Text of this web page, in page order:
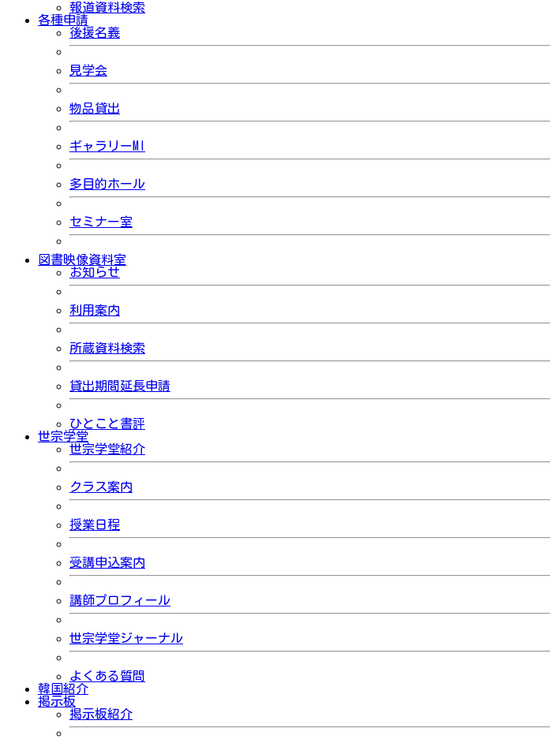
報道資料検索
各種申請
後援名義
見学会
物品貸出
ギャラリーMI
多目的ホール
セミナー室
図書映像資料室
お知らせ
利用案内
所蔵資料検索
貸出期間延長申請
ひとこと書評
世宗学堂
世宗学堂紹介
クラス案内
授業日程
受講申込案内
講師プロフィール
世宗学堂ジャーナル
よくある質問
韓国紹介
掲示板
掲示板紹介